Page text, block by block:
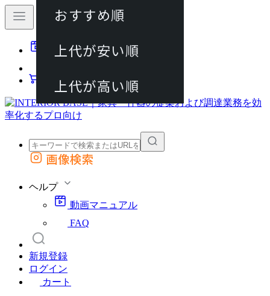
動画マニュアル
カート
外部サイトの商品をカートに追加
画像検索
ヘルプ
動画マニュアル
FAQ
新規登録
ログイン
カート
おすすめ順
上代が安い順
上代が高い順